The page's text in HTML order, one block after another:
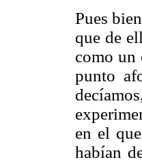
Pues
que de
como un
punto
en el
habían